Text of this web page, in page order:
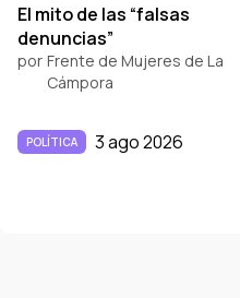
El mito de las “falsas
denuncias”
por Frente de Mujeres de La
Cámpora
POLÍTICA 3 ago 2026